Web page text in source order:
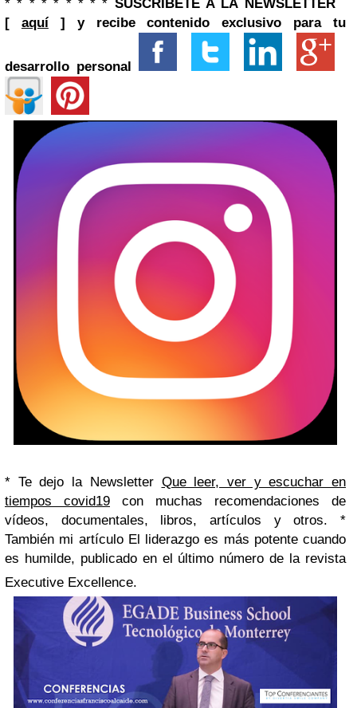
* * * * * * * * * SUSCRÍBETE A LA NEWSLETTER
[ aquí] y recibe contenido exclusivo para tu
desarrollo personal
* Te dejo la Newsletter Que leer, ver y escuchar en
tiempos covid19 con muchas recomendaciones de
vídeos, documentales, libros, artículos y otros.
*
También mi artículo El liderazgo es más potente cuando
es humilde, publicado en el último número de la revista
Executive Excellence.